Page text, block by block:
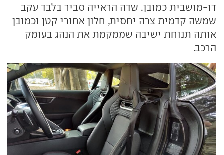
דו-מושבית כמובן. שדה הראייה סביר בלבד עקב
שמשה קדמית צרה יחסית, חלון אחורי קטן וכמובן
אותה תנוחת ישיבה שממקמת את הנהג בעומק
הרכב.